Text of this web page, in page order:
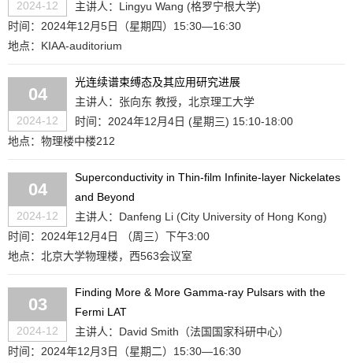
2024-12
主讲人：Lingyu Wang (格罗宁根大学)
时间：2024年12月5日（星期四）15:30—16:30
地点：KIAA-auditorium
04
2024-12
光连续谱束缚态及其应用研究进展
主讲人：张向东 教授，北京理工大学
时间：2024年12月4日 (星期三) 15:10-18:00
地点：物理楼中楼212
04
2024-12
Superconductivity in Thin-film Infinite-layer Nickelates
and Beyond
主讲人：Danfeng Li (City University of Hong Kong)
时间：2024年12月4日 （周三）下午3:00
地点：北京大学物理楼，西563会议室
03
2024-12
Finding More & More Gamma-ray Pulsars with the
Fermi LAT
主讲人：David Smith（法国国家科研中心）
时间：2024年12月3日（星期二）15:30—16:30